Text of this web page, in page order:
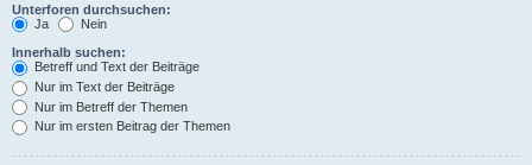
Unterforen durchsuchen:
Ja
Nein
Innerhalb suchen:
Betreff und Text der Beiträge
Nur im Text der Beiträge
Nur im Betreff der Themen
Nur im ersten Beitrag der Themen